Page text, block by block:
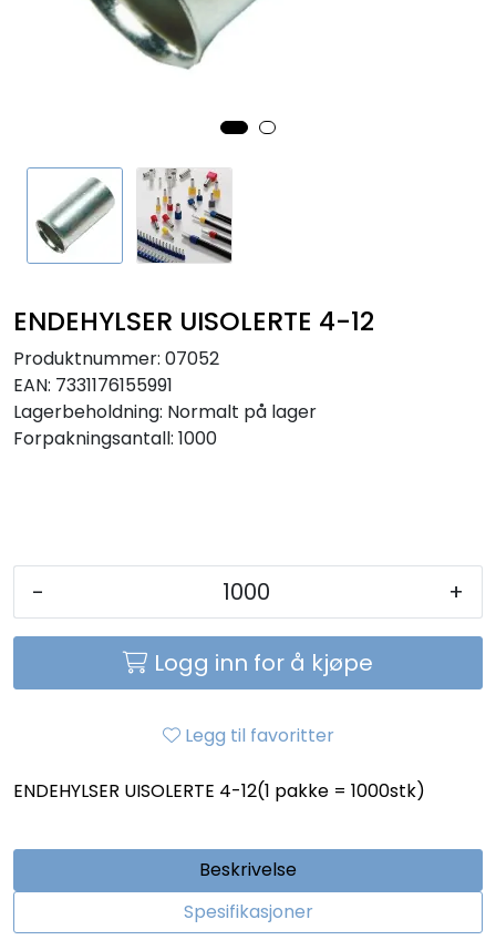
ENDEHYLSER UISOLERTE 4-12
Produktnummer: 07052
EAN: 7331176155991
Lagerbeholdning: Normalt på lager
Forpakningsantall: 1000
- +
Logg inn for å kjøpe
Legg til favoritter
ENDEHYLSER UISOLERTE 4-12(1 pakke = 1000stk)
Beskrivelse
Spesifikasjoner